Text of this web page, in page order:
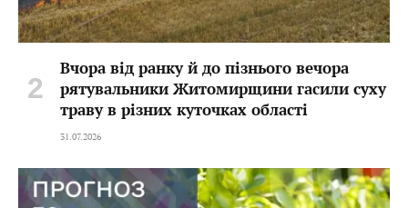
Вчора від ранку й до пізнього вечора
рятувальники Житомирщини гасили суху
траву в різних куточках області
31.07.2026